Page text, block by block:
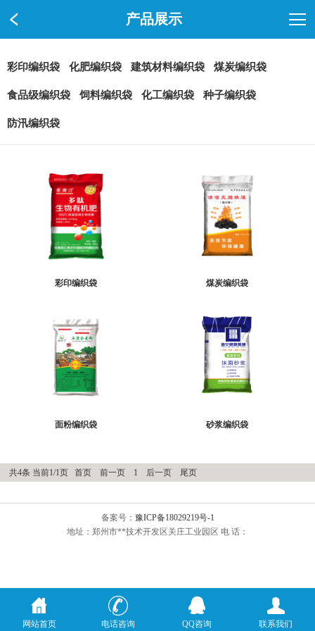
产品展示
彩印编织袋 化肥编织袋 建筑材料编织袋 煤炭编织袋
食品级编织袋 饲料编织袋 化工编织袋 种子编织袋
防汛编织袋
彩印编织袋 煤炭编织袋
面粉编织袋 砂浆编织袋
共4条 当前1/1页 首页 前一页 1 后一页 尾页
备案号： 豫ICP备18029219号-1
地址：郑州市**技术开发区关庄工业园区 电 话：
网站首页 电话咨询 QQ咨询 联系我们